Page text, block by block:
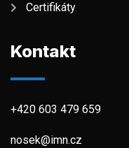
Certifikáty
Kontakt
+420 603 479 659
nosek@imn.cz